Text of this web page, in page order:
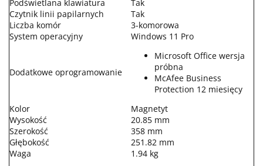
Podświetlana klawiatura
Tak
Czytnik linii papilarnych
Tak
Liczba komór
3-komorowa
System operacyjny
Windows 11 Pro
Dodatkowe oprogramowanie
Microsoft Office wersja
próbna
McAfee Business
Protection 12 miesięcy
Kolor
Magnetyt
Wysokość
20.85 mm
Szerokość
358 mm
Głębokość
251.82 mm
Waga
1.94 kg